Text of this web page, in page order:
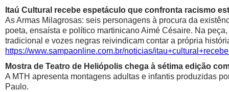
Itaú Cultural recebe espetáculo que confronta racismo
As Armas Milagrosas: seis personagens à procura da
poeta, ensaísta e político martinicano Aimé Césaire. Na
tradicional e vozes negras reivindicam contar a própria
https://www.sampaonline.com.br/noticias/
Mostra de Teatro de Heliópolis chega à sétima edição
A MTH apresenta montagens adultas e infantis produzidas
Paulo.